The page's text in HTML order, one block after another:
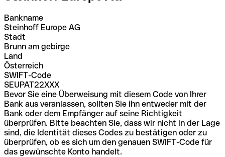
Bankname
Steinhoff Europe AG
Stadt
Brunn am gebirge
Land
Österreich
SWIFT-Code
SEUPAT22XXX
Bevor Sie eine Überweisung mit diesem Code von Ihrer
Bank aus veranlassen, sollten Sie ihn entweder mit der
Bank oder dem Empfänger auf seine Richtigkeit
überprüfen. Bitte beachten Sie, dass wir nicht in der Lage
sind, die Identität dieses Codes zu bestätigen oder zu
überprüfen, ob es sich um den genauen SWIFT-Code für
das gewünschte Konto handelt.